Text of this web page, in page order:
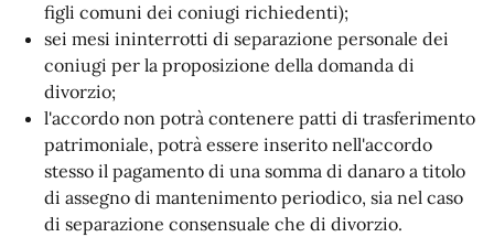
figli comuni dei coniugi richiedenti);
sei mesi ininterrotti di separazione personale dei
coniugi per la proposizione della domanda di
divorzio;
l'accordo non potrà contenere patti di trasferimento
patrimoniale, potrà essere inserito nell'accordo
stesso il pagamento di una somma di danaro a titolo
di assegno di mantenimento periodico, sia nel caso
di separazione consensuale che di divorzio.